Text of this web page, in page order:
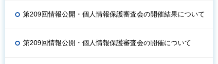
第209回情報公開・個人情報保護審査会の開催結果について
第209回情報公開・個人情報保護審査会の開催について